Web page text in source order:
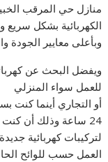
منازل حي المرقب
الكهربائية بشكل سريع
وبأعلى معايير الجودة
ويفضل البحث عن
للعمل سواء المنزلي
أو التجاري أينما كنت
24 ساعة وذلك أن كنت تخطط
لتركيبات كهربائية
العمل حسب للوائح